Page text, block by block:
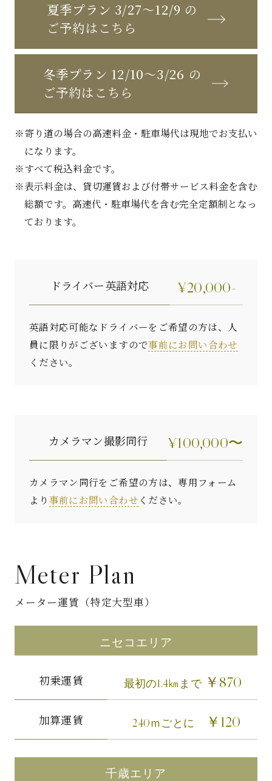
夏季プラン 3/27〜12/9 の
ご予約はこちら
冬季プラン 12/10〜3/26 の
ご予約はこちら
寄り道の場合の高速料金・駐車場代は現地でお支払い
になります。
すべて税込料金です。
表示料金は、貸切運賃および付帯サービス料金を含む
総額です。高速代・駐車場代を含む完全定額制となっ
ております。
ドライバー英語対応 ¥20,000-
英語対応可能なドライバーをご希望の方は、人
員に限りがございますので事前にお問い合わせ
ください。
カメラマン撮影同行 ¥100,000〜
カメラマン同行をご希望の方は、専用フォーム
より 事前にお問い合わせ ください。
Meter Plan
メーター運賃（特定大型車）
ニセコエリア
初乗運賃 最初の1.4㎞まで ￥870
加算運賃 240ｍごとに ￥120
千歳エリア